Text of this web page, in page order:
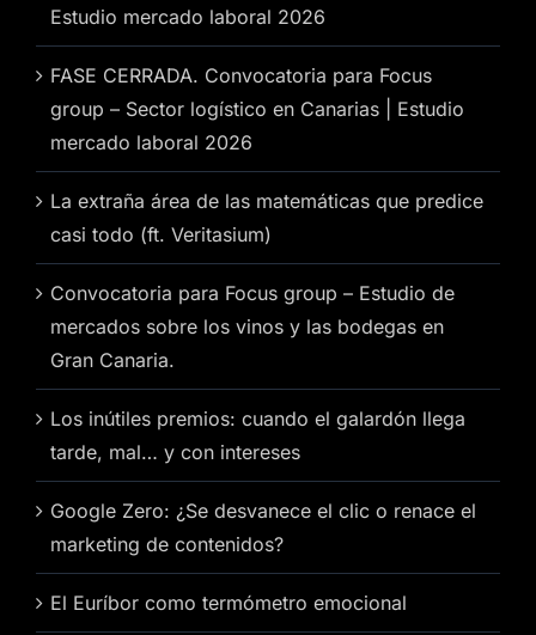
Estudio mercado laboral 2026
FASE CERRADA. Convocatoria para Focus
group – Sector logístico en Canarias | Estudio
mercado laboral 2026
La extraña área de las matemáticas que predice
casi todo (ft. Veritasium)
Convocatoria para Focus group – Estudio de
mercados sobre los vinos y las bodegas en
Gran Canaria.
Los inútiles premios: cuando el galardón llega
tarde, mal… y con intereses
Google Zero: ¿Se desvanece el clic o renace el
marketing de contenidos?
El Euríbor como termómetro emocional